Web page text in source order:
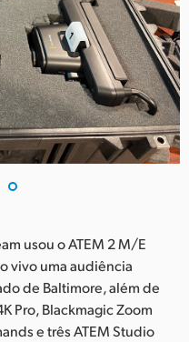
usou o ATEM 2 M/E
vivo uma audiência
de Baltimore, além de
Pro, Blackmagic Zoom
e três ATEM Studio